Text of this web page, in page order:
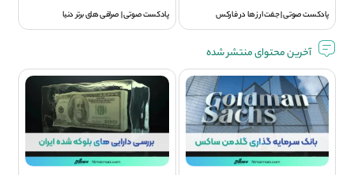
پادکست صوتی | جفت ارز ها در فارکس پادکست صوتی | صرافی های برتر دنیا
آخرین محتوای منتشر شده